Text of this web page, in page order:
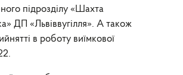
підрозділу «Шахта
ДП «Львіввугілля». А також
в роботу виїмкової